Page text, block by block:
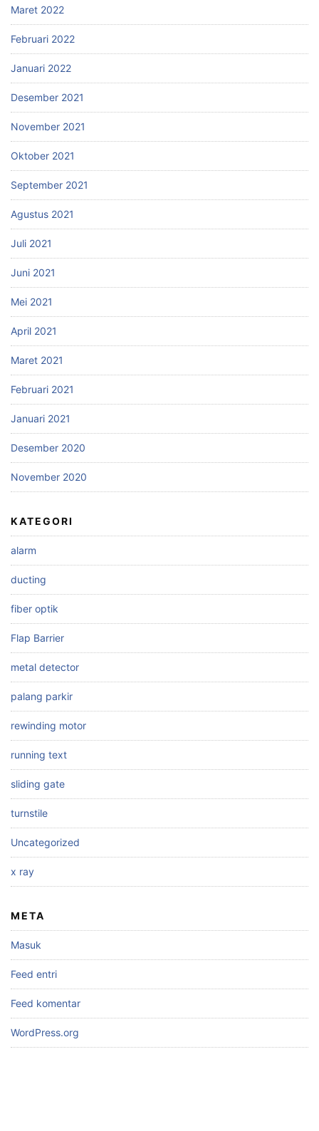
Maret 2022
Februari 2022
Januari 2022
Desember 2021
November 2021
Oktober 2021
September 2021
Agustus 2021
Juli 2021
Juni 2021
Mei 2021
April 2021
Maret 2021
Februari 2021
Januari 2021
Desember 2020
November 2020
KATEGORI
alarm
ducting
fiber optik
Flap Barrier
metal detector
palang parkir
rewinding motor
running text
sliding gate
turnstile
Uncategorized
x ray
META
Masuk
Feed entri
Feed komentar
WordPress.org